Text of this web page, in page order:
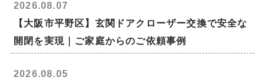
2026.08.07
【大阪市平野区】玄関ドアクローザー交換で安全な
開閉を実現｜ご家庭からのご依頼事例
2026.08.05